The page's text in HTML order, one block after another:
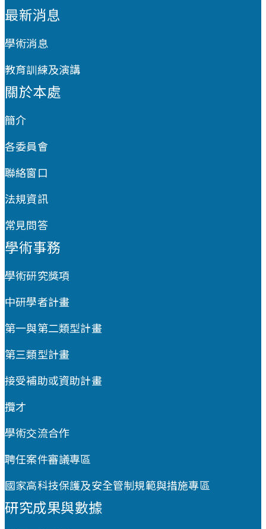
最新消息
學術消息
教育訓練及演講
關於本處
簡介
各委員會
聯絡窗口
法規資訊
常見問答
學術事務
學術研究獎項
中研學者計畫
第一與第二類型計畫
第三類型計畫
接受補助或資助計畫
攬才
學術交流合作
聘任案件審議專區
國家高科技保護及安全管制規範與措施專區
研究成果與數據